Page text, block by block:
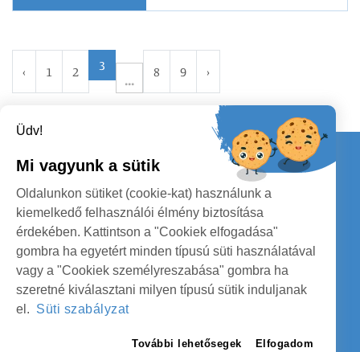
‹ 1 2 3 8 9 ›
SZEMÉLYES ADATOK VÉDELME
SZATMÁR MEGYE MEGYEI TANÁCS
Kapcsolat
KÖVESSENEK
Üdv!
Mi vagyunk a sütik
Oldalunkon sütiket (cookie-kat) használunk a
kiemelkedő felhasználói élmény biztosítása
érdekében. Kattintson a "Cookiek elfogadása"
gombra ha egyetért minden típusú süti használatával
vagy a "Cookiek személyreszabása" gombra ha
szeretné kiválasztani milyen típusú sütik induljanak
el. Süti szabályzat
További lehetősegek Elfogadom